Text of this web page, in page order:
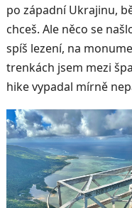
po západní Ukrajinu,
chceš. Ale něco se
spíš lezení, na
trenkách jsem mezi
hike vypadal mírně